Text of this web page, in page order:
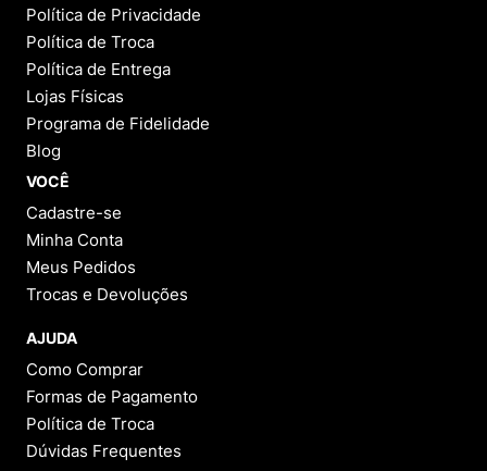
Política de Privacidade
Política de Troca
Política de Entrega
Lojas Físicas
Programa de Fidelidade
Blog
VOCÊ
Cadastre-se
Minha Conta
Meus Pedidos
Trocas e Devoluções
AJUDA
Como Comprar
Formas de Pagamento
Política de Troca
Dúvidas Frequentes